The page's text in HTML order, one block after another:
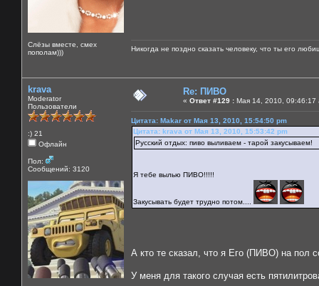
Слёзы вместе, смех
пополам)))
Никогда не поздно сказать человеку, что ты его
krava
Moderator
Пользователи
:) 21
Офлайн
Пол:
Сообщений: 3120
Re: ПИВО
« Ответ #129 : Мая 14, 2010, 09:46:17
Цитата: Makar от Мая 13, 2010, 15:54:50 pm
Цитата: krava от Мая 13, 2010, 15:53:42 pm
Русский отдых: пиво выливаем - тарой закусываем!
Я тебе вылью ПИВО!!!!!
Закусывать будет трудно потом....
А кто те сказал, что я Его (ПИВО) на пол
У меня для такого случая есть